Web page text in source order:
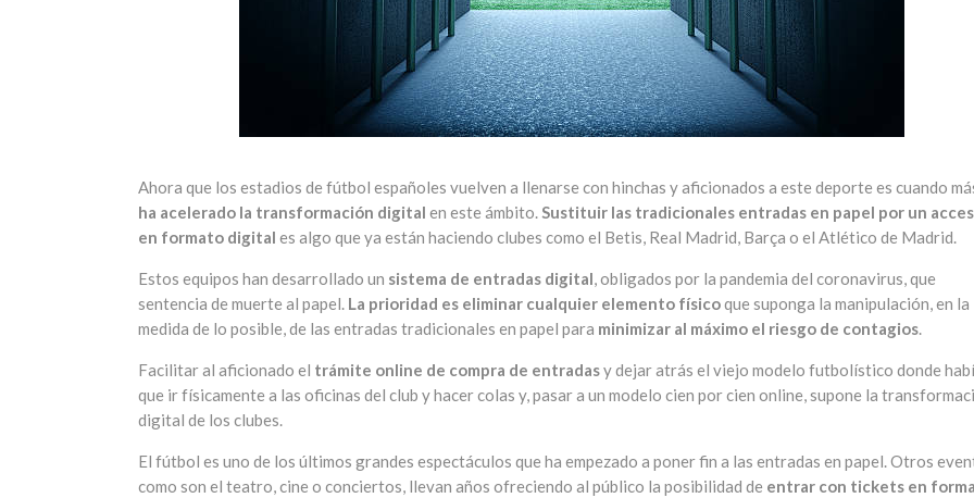
Ahora que los estadios de fútbol españoles vuelven a llenarse con hinchas y aficionados a este deporte es cuando
ha acelerado la transformación digital en este ámbito.Sustituir las tradicionales entradas en papel por un
en formato digital es algo que ya están haciendo clubes como el Betis, Real Madrid, Barça o el Atlético de Madrid.
Estos equipos han desarrollado un sistema de entradas digital, obligados por la pandemia del coronavirus, que
sentencia de muerte al papel. La prioridad es eliminar cualquier elemento físicoque suponga la manipulación, en la
medida de lo posible, de las entradas tradicionales en papel para minimizar al máximo el riesgo de contagios.
Facilitar al aficionado el trámite online de compra de entradasy dejar atrás el viejo modelo futbolístico donde
que ir físicamente a las oficinas del club y hacer colas y, pasar a un modelo cien por cien online, supone la
digital de los clubes.
El fútbol es uno de los últimos grandes espectáculos que ha empezado a poner fin a las entradas en papel. Otros
como son el teatro, cine o conciertos, llevan años ofreciendo al público la posibilidad de entrar con tickets en